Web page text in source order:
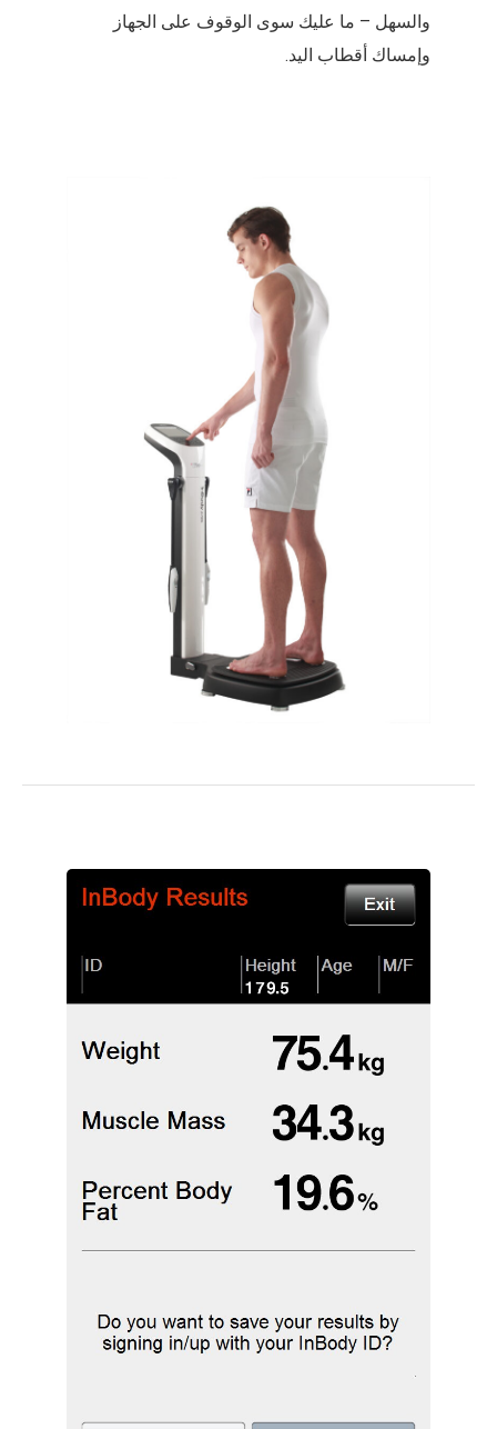
والسهل – ما عليك سوى الوقوف على الجهاز
وإمساك أقطاب اليد.